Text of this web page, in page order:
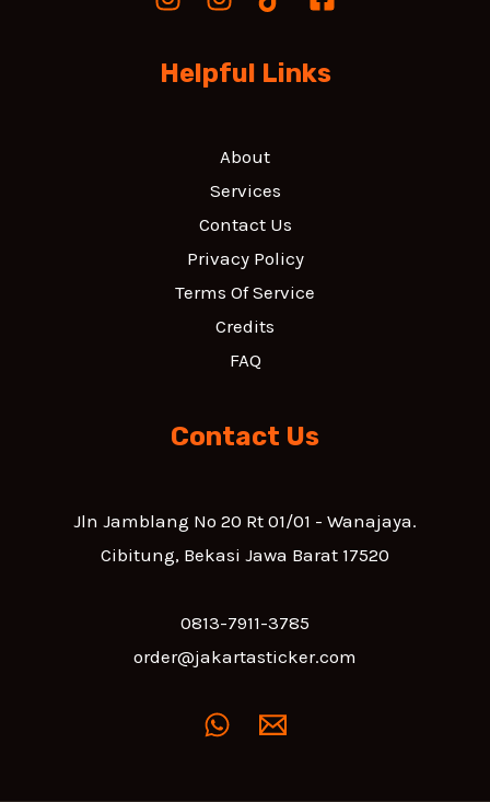
Helpful Links
About
Services
Contact Us
Privacy Policy
Terms Of Service
Credits
FAQ
Contact Us
Jln Jamblang No 20 Rt 01/01 - Wanajaya.
Cibitung, Bekasi Jawa Barat 17520
0813-7911-3785
order@jakartasticker.com